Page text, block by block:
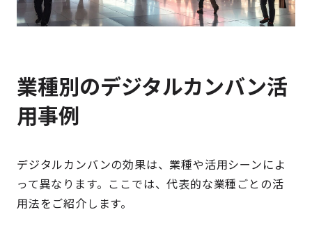
業種別のデジタルカンバン活
用事例
デジタルカンバンの効果は、業種や活用シーンによ
って異なります。ここでは、代表的な業種ごとの活
用法をご紹介します。